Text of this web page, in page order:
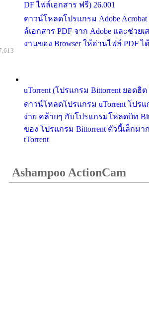
DF ไฟล์เอกสาร ฟรี) 26.001
ดาวน์โหลดโปรแกรม Adobe Acrobat
ล์เอกสาร PDF จาก Adobe และช่วย
งานของ Browser ให้อ่านไฟล์ PDF ไ
uTorrent (โปรแกรม Bittorrent ยอดฮิ
ดาวน์โหลดโปรแกรม uTorrent โปรแ
ง่าย คล้ายๆ กับโปรแกรมโหลดบิท
ของ โปรแกรม Bittorrent ตัวนี้เล็กมา
tTorrent
Ashampoo ActionCam